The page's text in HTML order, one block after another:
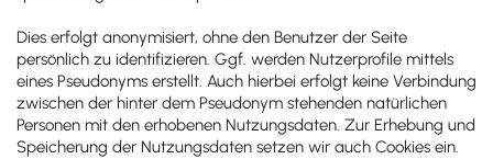
Dies erfolgt anonymisiert, ohne den Benutzer der Seite
persönlich zu identifizieren. Ggf. werden Nutzerprofile mittels
eines Pseudonyms erstellt. Auch hierbei erfolgt keine Verbindung
zwischen der hinter dem Pseudonym stehenden natürlichen
Personen mit den erhobenen Nutzungsdaten. Zur Erhebung und
Speicherung der Nutzungsdaten setzen wir auch Cookies ein.